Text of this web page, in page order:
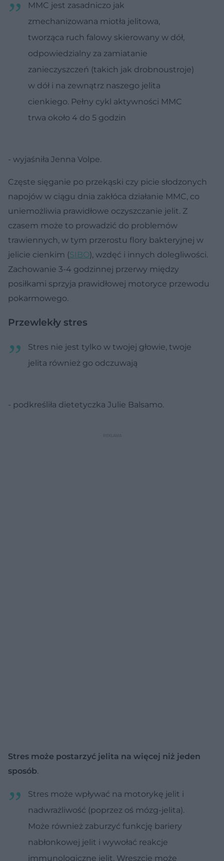
MMC jest zasadniczo jak
zmechanizowana miotła jelitowa,
tworząca ruch falowy skierowany w dół,
odpowiedzialny za zamiatanie
zanieczyszczeń (takich jak drobnoustroje)
w dół i na zewnątrz naszego jelita
cienkiego. Pełny cykl aktywności MMC
trwa około 4 do 5 godzin
- wyjaśniła Jenna Volpe.
Częste sięganie po przekąski czy picie słodzonych
napojów w ciągu dnia zakłóca działanie MMC, co
uniemożliwia prawidłowe oczyszczanie jelit. Z
czasem może to prowadzić do problemów
trawiennych, w tym przerostu flory bakteryjnej w
jelicie cienkim (SIBO), wzdęć i innych dolegliwości.
Zachowanie 3-4 godzinnej przerwy między
posiłkami sprzyja prawidłowej motoryce przewodu
pokarmowego.
Przewlekły stres
Stres nie jest tylko w twojej głowie, twoje
jelita również go odczuwają
- podkreśliła dietetyczka Julie Balsamo.
Stres może postarzyć jelita na więcej niż jeden
sposób.
Stres może wpływać na motorykę jelit i
nadwrażliwość (poprzez oś mózg-jelita).
Może również zaburzyć funkcję bariery
nabłonkowej jelit i wywołać reakcje
immunologiczne jelit. Wreszcie może